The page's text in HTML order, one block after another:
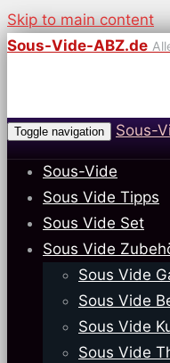
Skip to main content
Sous-Vide-ABZ.de
Toggle navigation Sous-
Sous-Vide
Sous Vide Tipps
Sous Vide Set
Sous Vide
Sous Vide
Sous Vide
Sous Vide
Sous Vide